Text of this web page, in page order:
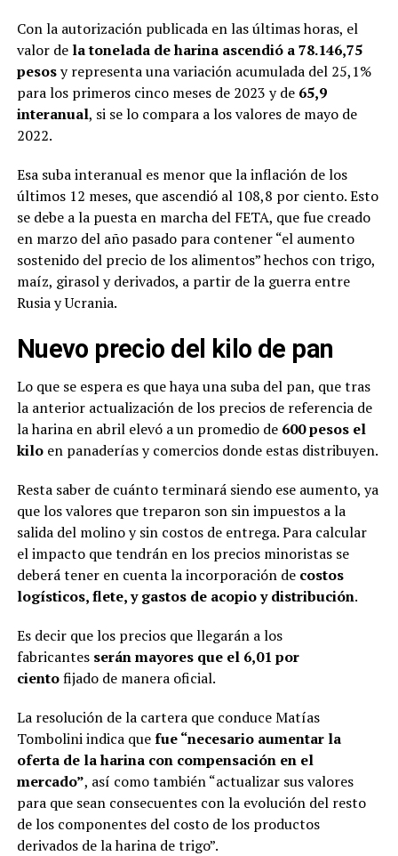
Con la autorización publicada en las últimas horas, el
valor de la tonelada de harina ascendió a 78.146,75
pesosy representa una variación acumulada del 25,1%
para los primeros cinco meses de 2023 y de 65,9
interanual, si se lo compara a los valores de mayo de
2022.
Esa suba interanual es menor que la inflación de los
últimos 12 meses, que ascendió al 108,8 por ciento. Esto
se debe a la puesta en marcha del FETA, que fue creado
en marzo del año pasado para contener “el aumento
sostenido del precio de los alimentos” hechos con trigo,
maíz, girasol y derivados, a partir de la guerra entre
Rusia y Ucrania.
Nuevo precio del kilo de pan
Lo que se espera es que haya una suba del pan, que tras
la anterior actualización de los precios de referencia de
la harina en abril elevó a un promedio de 600 pesos el
kilo en panaderías y comercios donde estas distribuyen.
Resta saber de cuánto terminará siendo ese aumento, ya
que los valores que treparon son sin impuestos a la
salida del molino y sin costos de entrega. Para calcular
el impacto que tendrán en los precios minoristas se
deberá tener en cuenta la incorporación de costos
logísticos, flete, y gastos de acopio y distribución.
Es decir que los precios que llegarán a los
fabricantes serán mayores que el 6,01 por
cientofijado de manera oficial.
La resolución de la cartera que conduce Matías
Tombolini indica quefue “necesario aumentar la
oferta de la harina con compensación en el
mercado”, así como también “actualizar sus valores
para que sean consecuentes con la evolución del resto
de los componentes del costo de los productos
derivados de la harina de trigo”.